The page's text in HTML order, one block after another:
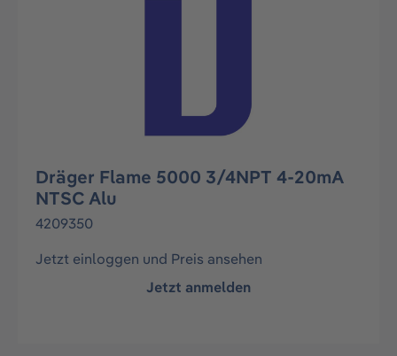
Dräger Flame 5000 3/4NPT 4-20mA
NTSC Alu
4209350
Jetzt einloggen und Preis ansehen
Jetzt anmelden